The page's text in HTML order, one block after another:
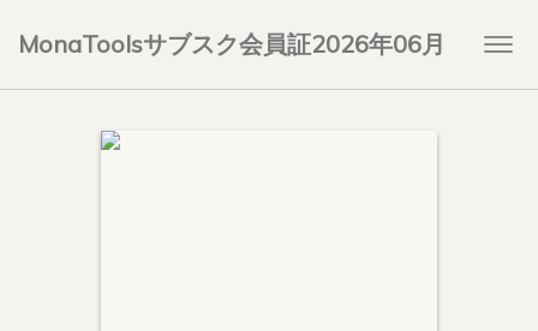
MonaToolsサブスク会員証2026年06月